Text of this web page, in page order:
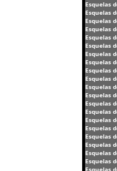
Esquelas
Esquelas
Esquelas
Esquelas
Esquelas
Esquelas
Esquelas
Esquelas
Esquelas
Esquelas
Esquelas
Esquelas
Esquelas
Esquelas
Esquelas
Esquelas
Esquelas
Esquelas
Esquelas
Esquelas
Esquelas